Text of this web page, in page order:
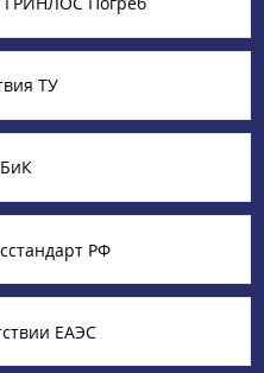
ТУ
РФ
ЕАЭС